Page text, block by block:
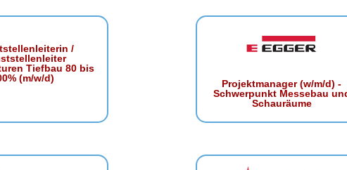
/
Tiefbau 80 bis
(m/w/d)
Projektmanager (w/m/d) -
Schwerpunkt Messebau
Schauräume